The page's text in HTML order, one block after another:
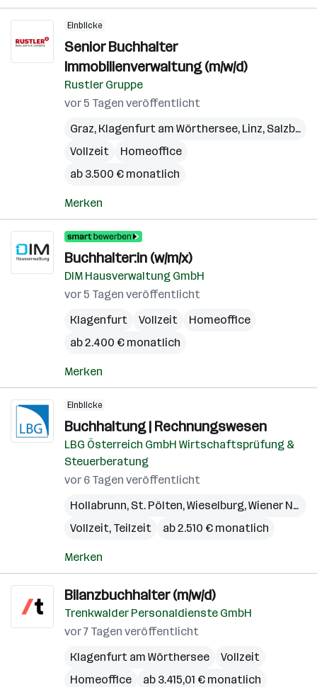
Einblicke
Senior Buchhalter
Immobilienverwaltung (m/w/d)
Rustler Gruppe
vor 5 Tagen veröffentlicht
Graz, Klagenfurt am Wörthersee, Linz, Salzburg
Vollzeit
Homeoffice
ab 3.500 € monatlich
Merken
Buchhalter:in (w/m/x)
DIM Hausverwaltung GmbH
vor 5 Tagen veröffentlicht
Klagenfurt
Vollzeit
Homeoffice
ab 2.400 € monatlich
Merken
Einblicke
Buchhaltung | Rechnungswesen
LBG Österreich GmbH Wirtschaftsprüfung &
Steuerberatung
vor 6 Tagen veröffentlicht
Hollabrunn, St. Pölten,Wieselburg,Wiener Neustadt
Vollzeit, Teilzeit
ab 2.510 € monatlich
Merken
Bilanzbuchhalter (m/w/d)
Trenkwalder Personaldienste GmbH
vor 7 Tagen veröffentlicht
Klagenfurt am Wörthersee
Vollzeit
Homeoffice
ab 3.415,01 € monatlich